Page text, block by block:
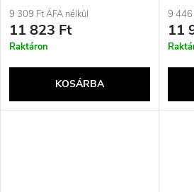
Gen 1) Fehér
9 309 Ft ÁFA nélkül
11 823 Ft
Raktáron
KOSÁRBA
9 446
11